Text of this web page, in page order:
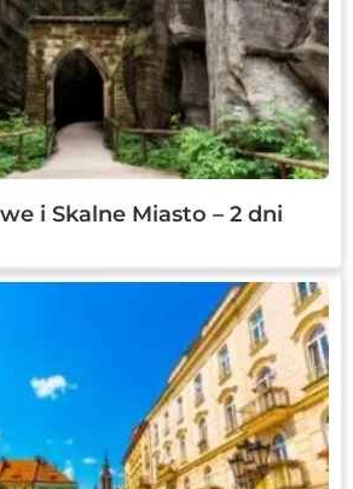
i Skalne Miasto – 2 dni